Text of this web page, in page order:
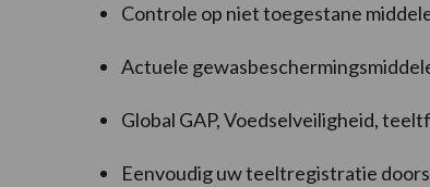
Controle op niet toegestane
Actuele
Global GAP, Voedselveiligheid,
Eenvoudig uw teeltregistratie